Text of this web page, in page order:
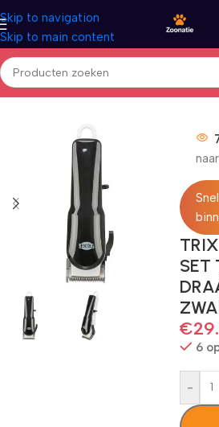
Skip to navigation
Skip to main content
Home/Honden/Hondenelektronica
SET
€
6
-